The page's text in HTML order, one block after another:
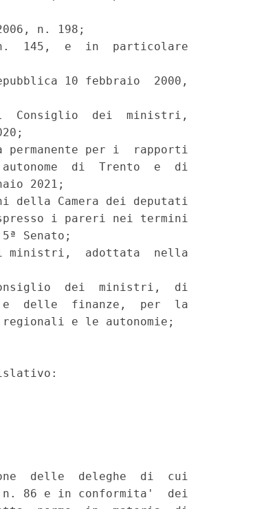
n. 198;
145,  e  in  particolare
10 febbraio  2000,
Consiglio  dei  ministri,
permanente per i  rapporti
di  Trento  e  di
2021;
della Camera dei deputati
i pareri nei termini
Senato;
ministri,  adottata  nella
dei  ministri,  di
e  delle  finanze,  per  la
e le autonomie;
delle  deleghe  di  cui
86 e in conformita'  dei